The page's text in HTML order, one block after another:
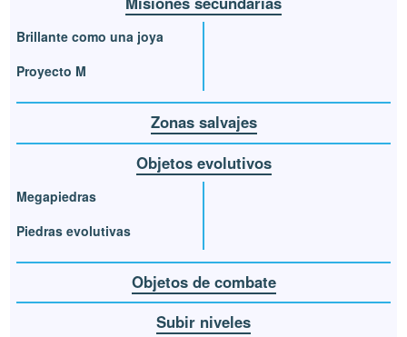
Brillante como una joya
Proyecto M
Zonas salvajes
Objetos evolutivos
Megapiedras
Piedras evolutivas
Objetos de combate
Subir niveles